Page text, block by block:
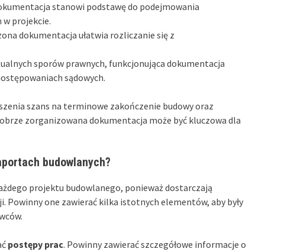
stanowi podstawę do podejmowania
w projekcie.
dokumentacja ułatwia rozliczanie się z
sporów prawnych, funkcjonująca dokumentacja
sądowych.
szans na terminowe zakończenie budowy oraz
zorganizowana dokumentacja może być kluczowa dla
budowlanych?
projektu budowlanego, ponieważ dostarczają
one zawierać kilka istotnych elementów, aby były
postępy prac. Powinny zawierać szczegółowe informacje o